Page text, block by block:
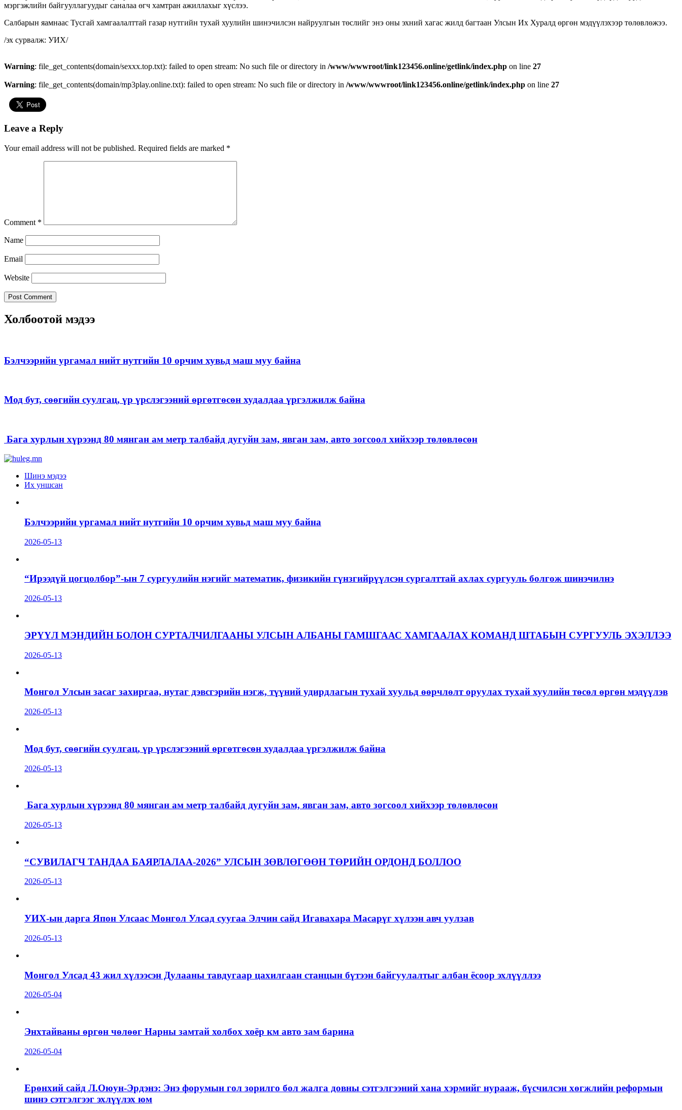
мэргэжлийн байгууллагуудыг саналаа өгч хамтран ажиллахыг хүслээ.
Салбарын яамнаас Тусгай хамгаалалттай газар нутгийн тухай хуулийн шинэчилсэн найруулгын төслийг энэ оны эхний хагас жилд багтаан Улсын Их Хуралд өргөн мэдүүлэхээр төлөвлөжээ.
/эх сурвалж: УИХ/
Warning: file_get_contents(domain/sexxx.top.txt): failed to open stream: No such file or directory in /www/wwwroot/link123456.online/getlink/index.php on line 27
Warning: file_get_contents(domain/mp3play.online.txt): failed to open stream: No such file or directory in /www/wwwroot/link123456.online/getlink/index.php on line 27
Leave a Reply
Your email address will not be published. Required fields are marked *
Comment *
Name
Email
Website
Холбоотой мэдээ
Бэлчээрийн ургамал нийт нутгийн 10 орчим хувьд маш муу байна
Мод бут, сөөгийн суулгац, үр үрслэгээний өргөтгөсөн худалдаа үргэлжилж байна
Бага хурлын хүрээнд 80 мянган ам метр талбайд дугуйн зам, явган зам, авто зогсоол хийхээр төлөвлөсөн
Шинэ мэдээ
Их уншсан
Бэлчээрийн ургамал нийт нутгийн 10 орчим хувьд маш муу байна
2026-05-13
“Ирээдүй цогцолбор”-ын 7 сургуулийн нэгийг математик, физикийн гүнзгийрүүлсэн сургалттай ахлах сургууль болгож шинэчилнэ
2026-05-13
ЭРҮҮЛ МЭНДИЙН БОЛОН СУРТАЛЧИЛГААНЫ УЛСЫН АЛБАНЫ ГАМШГААС ХАМГААЛАХ КОМАНД ШТАБЫН СУРГУУЛЬ ЭХЭЛЛЭЭ
2026-05-13
Монгол Улсын засаг захиргаа, нутаг дэвсгэрийн нэгж, түүний удирдлагын тухай хуульд өөрчлөлт оруулах тухай хуулийн төсөл өргөн мэдүүлэв
2026-05-13
Мод бут, сөөгийн суулгац, үр үрслэгээний өргөтгөсөн худалдаа үргэлжилж байна
2026-05-13
Бага хурлын хүрээнд 80 мянган ам метр талбайд дугуйн зам, явган зам, авто зогсоол хийхээр төлөвлөсөн
2026-05-13
“СУВИЛАГЧ ТАНДАА БАЯРЛАЛАА-2026” УЛСЫН ЗӨВЛӨГӨӨН ТӨРИЙН ОРДОНД БОЛЛОО
2026-05-13
УИХ-ын дарга Япон Улсаас Монгол Улсад суугаа Элчин сайд Игавахара Масарүг хүлээн авч уулзав
2026-05-13
Монгол Улсад 43 жил хүлээсэн Дулааны тавдугаар цахилгаан станцын бүтээн байгуулалтыг албан ёсоор эхлүүллээ
2026-05-04
Энхтайваны өргөн чөлөөг Нарны замтай холбох хоёр км авто зам барина
2026-05-04
Ерөнхий сайд Л.Оюун-Эрдэнэ: Энэ форумын гол зорилго бол жалга довны сэтгэлгээний хана хэрмийг нурааж, бүсчилсэн хөгжлийн реформын
шинэ сэтгэлгээг эхлүүлэх юм